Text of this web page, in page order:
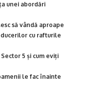
unei abordări
să vândă aproape
cu rafturile
5 și cum eviți
le fac înainte